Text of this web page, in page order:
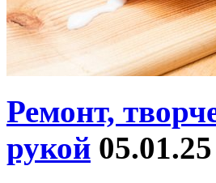
Ремонт,
рукой 05.01.25